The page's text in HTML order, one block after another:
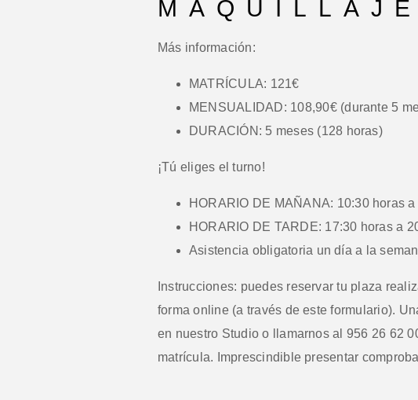
Más información:
MATRÍCULA: 121€
MENSUALIDAD: 108,90€ (durante 5
DURACIÓN: 5 meses (128 horas)
¡Tú eliges el turno!
HORARIO DE MAÑANA: 10:30 horas
HORARIO DE TARDE: 17:30 horas a
Asistencia obligatoria un día a la
Instrucciones: puedes reservar tu plaza
forma online (a través de este formulario).
en nuestro Studio o llamarnos al 956 26 62
matrícula. Imprescindible presentar